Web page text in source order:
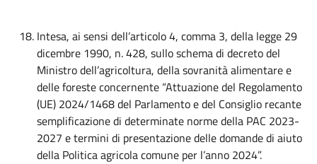
Intesa, ai sensi dell’articolo 4, comma 3, della legge 29
dicembre 1990, n. 428, sullo schema di decreto del
Ministro dell’agricoltura, della sovranità alimentare e
delle foreste concernente “Attuazione del Regolamento
(UE) 2024/1468 del Parlamento e del Consiglio recante
semplificazione di determinate norme della PAC 2023-
2027 e termini di presentazione delle domande di aiuto
della Politica agricola comune per l’anno 2024”.